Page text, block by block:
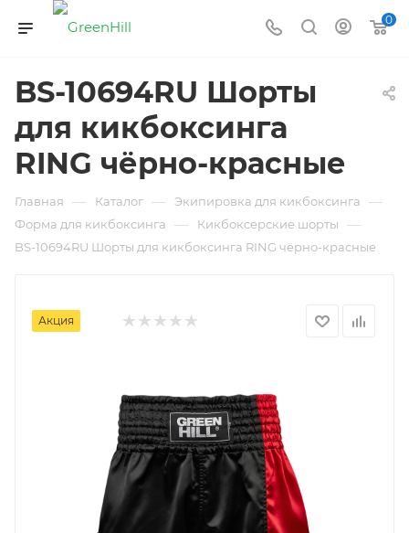
0
BS-10694RU Шорты
для кикбоксинга
RING чёрно-красные
Главная — Каталог — Экипировка для кикбоксинга —
Форма для кикбоксинга — Кикбоксерские шорты —
BS-10694RU Шорты для кикбоксинга RING чёрно-красные
Акция